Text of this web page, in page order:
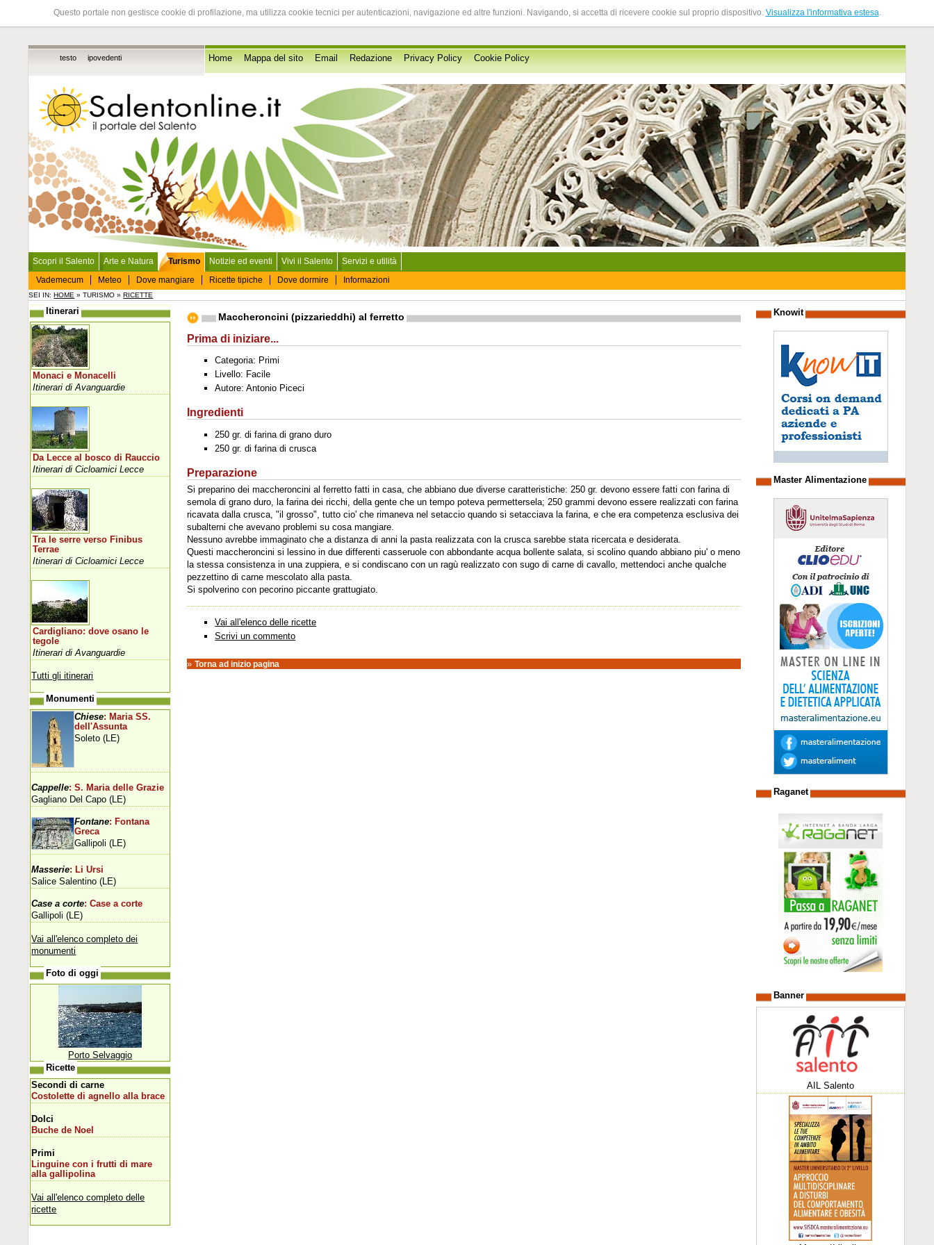
Questo portale non gestisce cookie di profilazione, ma utilizza cookie tecnici per autenticazioni, navigazione ed altre funzioni. Navigando, si accetta di ricevere cookie sul proprio dispositivo. Visualizza l'informativa estesa.
testo ipovedenti Home Mappa del sito Email Redazione Privacy Policy Cookie Policy
Scopri il Salento Arte e Natura
Turismo
Vademecum
Meteo Dove mangiare Ricette tipiche Dove dormire Informazioni
Notizie ed eventi Vivi il Salento Servizi e utilità
SEI IN:HOME » TURISMO »RICETTE
Maccheroncini (pizzarieddhi) al ferretto
Prima di iniziare...
Categoria: Primi
Livello: Facile
Autore: Antonio Piceci
Ingredienti
250 gr. di farina di grano duro
250 gr. di farina di crusca
Preparazione
Si preparino dei maccheroncini al ferretto fatti in casa, che abbiano due diverse caratteristiche: 250 gr. devono essere fatti con farina di
semola di grano duro, la farina dei ricchi, della gente che un tempo poteva permettersela; 250 grammi devono essere realizzati con farina
ricavata dalla crusca, "il grosso", tutto cio' che rimaneva nel setaccio quando si setacciava la farina, e che era competenza esclusiva dei
subalterni che avevano problemi su cosa mangiare.
Nessuno avrebbe immaginato che a distanza di anni la pasta realizzata con la crusca sarebbe stata ricercata e desiderata.
Questi maccheroncini si lessino in due differenti casseruole con abbondante acqua bollente salata, si scolino quando abbiano piu' o meno
la stessa consistenza in una zuppiera, e si condiscano con un ragù realizzato con sugo di carne di cavallo, mettendoci anche qualche
pezzettino di carne mescolato alla pasta.
Si spolverino con pecorino piccante grattugiato.
Vai all'elenco delle ricette
Scrivi un commento
»Torna ad inizio pagina
Itinerari
Monaci e Monacelli
Itinerari di Avanguardie
Da Lecce al bosco di Rauccio
Itinerari di Cicloamici Lecce
Tra le serre verso Finibus
Terrae
Itinerari di Cicloamici Lecce
Cardigliano: dove osano le
tegole
Itinerari di Avanguardie
Tutti gli itinerari
Monumenti
Chiese: Maria SS.
dell'Assunta
Soleto (LE)
Cappelle: S. Maria delle Grazie
Gagliano Del Capo (LE)
Fontane: Fontana
Greca
Gallipoli (LE)
Masserie: Li Ursi
Salice Salentino (LE)
Case a corte: Case a corte
Gallipoli (LE)
Vai all'elenco completo dei
monumenti
Foto di oggi
Porto Selvaggio
Ricette
Secondi di carne
Costolette di agnello alla brace
Dolci
Buche de Noel
Primi
Linguine con i frutti di mare
alla gallipolina
Vai all'elenco completo delle
ricette
Knowit
Master Alimentazione
Raganet
Banner
AIL Salento